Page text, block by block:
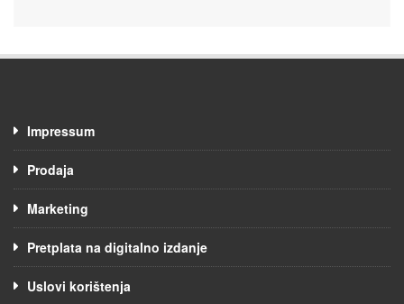
Impressum
Prodaja
Marketing
Pretplata na digitalno izdanje
Uslovi korištenja